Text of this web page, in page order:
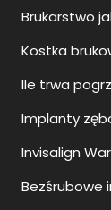
Brukarstwo
Kostka
Ile trwa
Implanty
Invisalign
Bezśrubowe